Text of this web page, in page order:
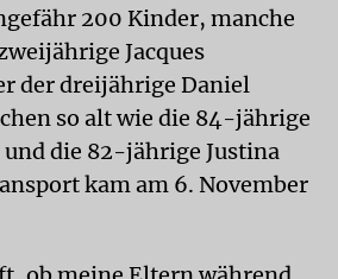
200 Kinder, manche
Jacques
der dreijährige Daniel
so alt wie die 84-jährige
und die 82-jährige Justina
kam am 6. November